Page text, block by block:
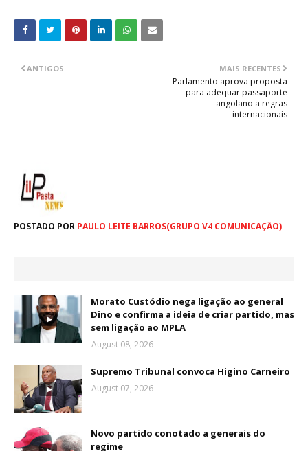
MAIS RECENTES
Parlamento aprova proposta
para adequar passaporte
angolano a regras
internacionais
ANTIGOS
POSTADO POR PAULO LEITE BARROS(GRUPO V4 COMUNICAÇÃO)
Morato Custódio nega ligação ao general
Dino e confirma a ideia de criar partido, mas
sem ligação ao MPLA
August 08, 2026
Supremo Tribunal convoca Higino Carneiro
August 07, 2026
Novo partido conotado a generais do
regime